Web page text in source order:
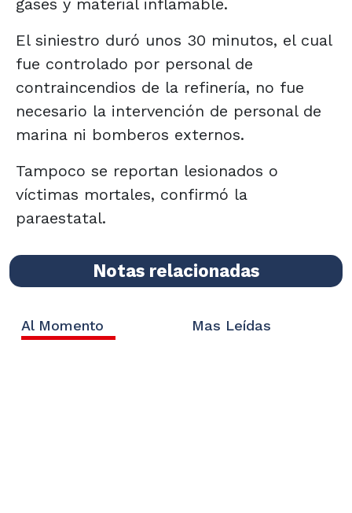
El siniestro duró unos 30 minutos, el cual
fue controlado por personal de
contraincendios de la refinería, no fue
necesario la intervención de personal de
marina ni bomberos externos.
Tampoco se reportan lesionados o
víctimas mortales, confirmó la
paraestatal.
Notas relacionadas
Al Momento Mas Leídas